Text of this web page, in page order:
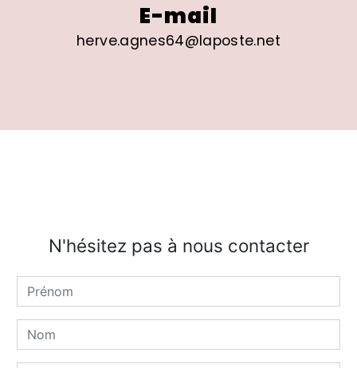
E-mail
herve.agnes64@laposte.net
N'hésitez pas à nous contacter